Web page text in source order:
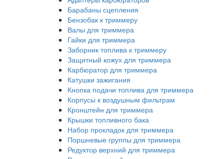
Барабаны сцепления
Бензобак к триммеру
Валы для триммера
Гайки для триммера
Заборник топлива к триммеру
Защитный кожух для триммера
Карбюратор для триммера
Катушки зажигания
Кнопка подачи топлива для триммера
Корпусы к воздушным фильтрам
Кронштейн для триммера
Крышки топливного бака
Набор прокладок для триммера
Поршневые группы для триммера
Редуктор верхний для триммера